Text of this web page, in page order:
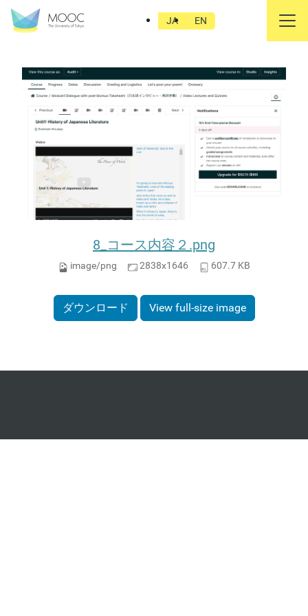
JA EN
8_コース内容２.png
8_コース内容２.png
image/png 2838x1646 607.7 KB
ダウンロード View full-size image